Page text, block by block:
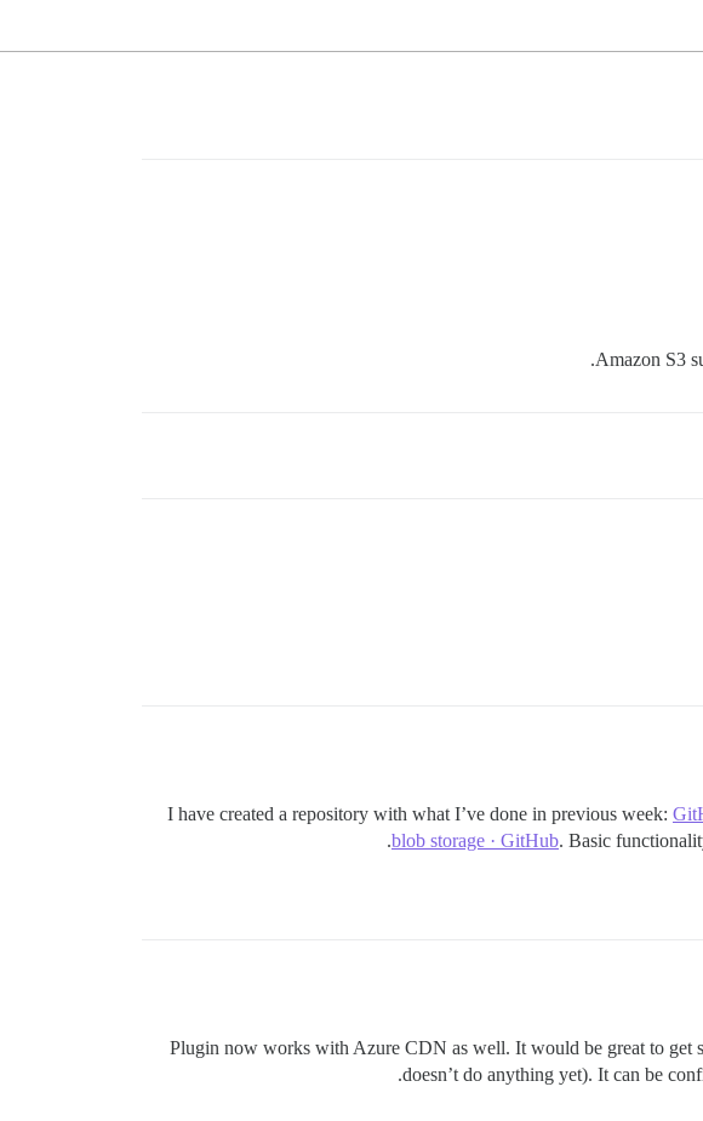
Amazon S3
I have created a repository with what I’ve done in previous week:
blob storage · GitHub. Basic
Plugin now works with Azure CDN as well. It would be great to get
doesn’t do anything yet). It can be